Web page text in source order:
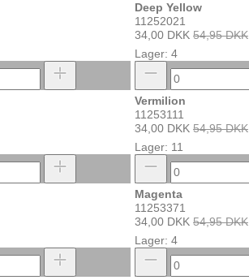
Deep Yellow
11252021
34,00 DKK 54,95 DKK
Lager: 4
Vermilion
11253111
34,00 DKK 54,95 DKK
Lager: 11
Magenta
11253371
34,00 DKK 54,95 DKK
Lager: 4